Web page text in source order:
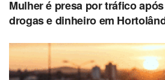
Mulher é presa por tráfico
drogas e dinheiro em